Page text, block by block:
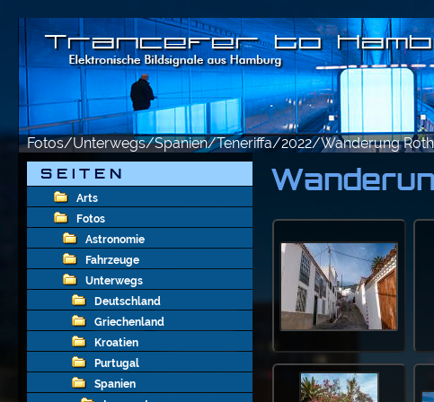
Fotos/Unterwegs/Spanien/Teneriffa/2022/Wanderung
S E I T E N
Arts
Fotos
Astronomie
Fahrzeuge
Unterwegs
Deutschland
Griechenland
Kroatien
Purtugal
Spanien